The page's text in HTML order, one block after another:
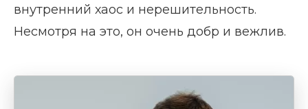
внутренний хаос и нерешительность.
Несмотря на это, он очень добр и вежлив.